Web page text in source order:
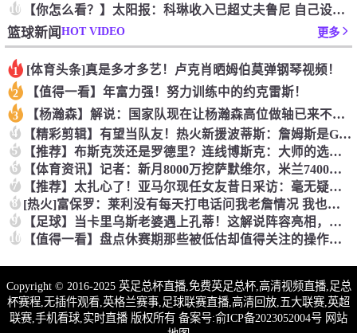
10 【你怎么看？】太阳报：科琳收入已超丈夫鲁尼 自己设计服装8岁
篮球新闻HOT VIDEO 更多
1 [体育头条]真是多才多艺！卢克肖晒姆伯莫弹钢琴视频！
2 【值得一看】年富力强！努力训练中的约克雷斯！
3 【杨瀚森】解说：国家队现在让杨瀚森高位做轴已来不及了 多打打
4 【精彩剪辑】有望当队友！热火新援波蒂斯：詹姆斯是GOAT！我
5 【推荐】布斯克茨还是罗德里？连线博斯克：大师的选择会是谁？
6 【体育资讯】记者：新月8000万挖萨默维尔，米兰7400万买
7 【推荐】太扎心了！亚马尔现任女友昔日采访：毫无疑问更喜欢贝林
8 [热火]富保罗：莱利没有每天打电话问我老詹情况 我也告知其他
9 【足球】当卡里乌斯老婆遇上孔蒂！这解说阵容亮相，排场直接拉满
10 【值得一看】盘点休赛期那些被低估却值得关注的操作：尚帕尼低价
Copyright © 2016-2025 英足总杯直播,免费英足总杯,高清视频直播,足总
杯赛程,无插件观看,英格兰赛事,足球联赛直播,高清回放,五大联赛,英超
联赛,手机看球,实时直播 版权所有 备案号:俞ICP备2023052004号 网站